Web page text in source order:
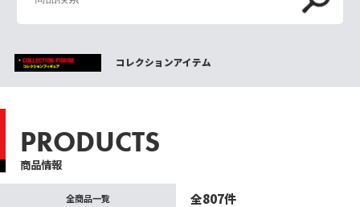
コレクションアイテム
PRODUCTS
商品情報
全商品一覧 全807件